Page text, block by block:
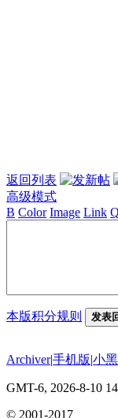
返回列表
高级模式
B Color Image Link
本版积分规则 发表
Archiver|手机版|小
GMT-6, 2026-8-10
© 2001-2017